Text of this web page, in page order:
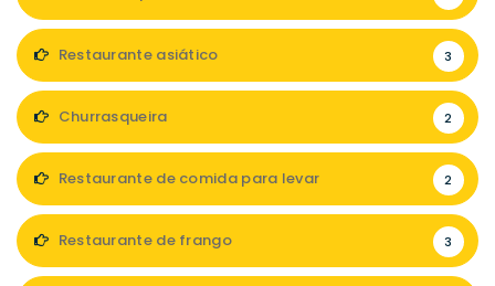
Restaurante asiático 3
Churrasqueira 2
Restaurante de comida para levar 2
Restaurante de frango 3